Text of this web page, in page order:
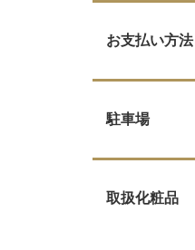
お支払い方法
駐車場
取扱化粧品